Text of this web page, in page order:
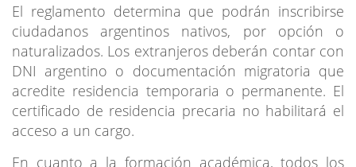
El reglamento determina que podrán inscribirse
ciudadanos argentinos nativos, por opción o
naturalizados. Los extranjeros deberán contar con
DNI argentino o documentación migratoria que
acredite residencia temporaria o permanente. El
certificado de residencia precaria no habilitará el
acceso a un cargo.
En cuanto a la formación académica, todos los